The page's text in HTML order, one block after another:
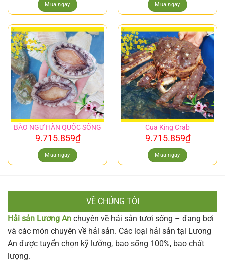
Mua ngay Mua ngay
BÀO NGƯ HÀN QUỐC SỐNG
9.715.859₫
Mua ngay
Cua King Crab
9.715.859₫
Mua ngay
VỀ CHÚNG TÔI
Hải sản Lương An chuyên về hải sản tươi sống – đang bơi
và các món chuyên về hải sản. Các loại hải sản tại Lương
An được tuyển chọn kỹ lưỡng, bao sống 100%, bao chất
lượng.